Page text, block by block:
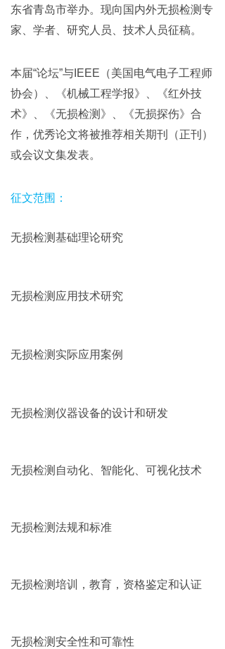
东省青岛市举办。现向国内外无损检测专
家、学者、研究人员、技术人员征稿。
本届“论坛”与IEEE（美国电气电子工程师
协会）、《机械工程学报》、《红外技
术》、《无损检测》、《无损探伤》合
作，优秀论文将被推荐相关期刊（正刊）
或会议文集发表。
征文范围：
无损检测基础理论研究
无损检测应用技术研究
无损检测实际应用案例
无损检测仪器设备的设计和研发
无损检测自动化、智能化、可视化技术
无损检测法规和标准
无损检测培训，教育，资格鉴定和认证
无损检测安全性和可靠性